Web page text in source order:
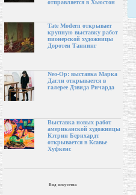
отправляется в Хьюстон
Tate Modern открывает
крупную выставку работ
пионерской художницы
Доротеи Таннинг
Neo-Op: выставка Марка
Дагли открывается в
галерее Дэвида Ричарда
Выставка новых работ
американской художницы
Кэтрин Бернхардт
открывается в Ксавье
Хуфкенс
Вид искусства